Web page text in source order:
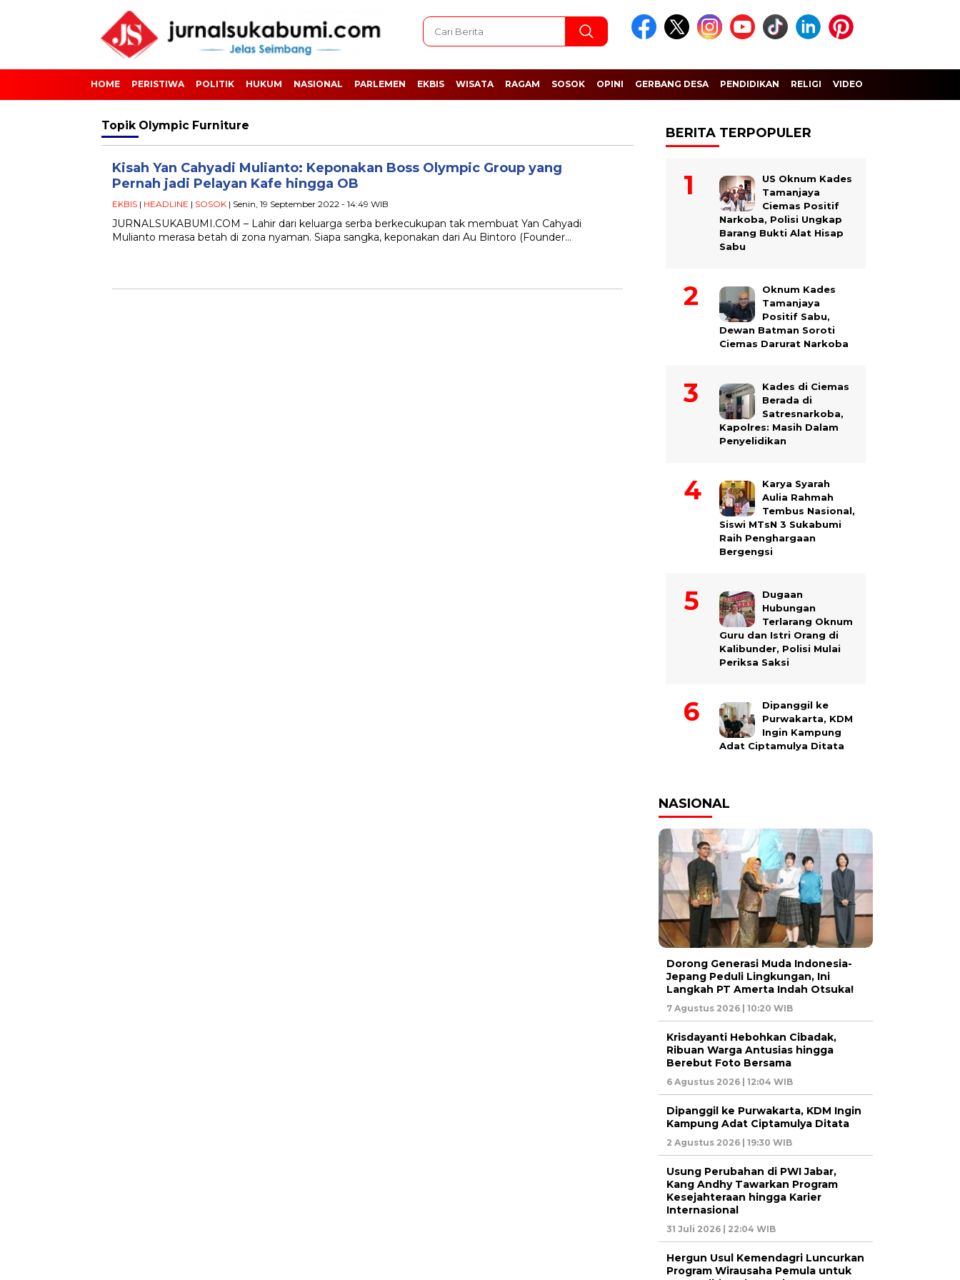
HOME PERISTIWA POLITIK HUKUM NASIONAL PARLEMEN EKBIS WISATA RAGAM SOSOK OPINI GERBANG DESA PENDIDIKAN RELIGI VIDEO
Topik Olympic Furniture
Kisah Yan Cahyadi Mulianto: Keponakan Boss Olympic Group yang
Pernah jadi Pelayan Kafe hingga OB
EKBIS | HEADLINE | SOSOK | Senin, 19 September 2022 - 14:49 WIB
JURNALSUKABUMI.COM – Lahir dari keluarga serba berkecukupan tak membuat Yan Cahyadi
Mulianto merasa betah di zona nyaman. Siapa sangka, keponakan dari Au Bintoro (Founder…
BERITA TERPOPULER
US Oknum Kades
Tamanjaya
Ciemas Positif
Narkoba, Polisi Ungkap
Barang Bukti Alat Hisap
Sabu
Oknum Kades
Tamanjaya
Positif Sabu,
Dewan Batman Soroti
Ciemas Darurat Narkoba
Kades di Ciemas
Berada di
Satresnarkoba,
Kapolres: Masih Dalam
Penyelidikan
Karya Syarah
Aulia Rahmah
Tembus Nasional,
Siswi MTsN 3 Sukabumi
Raih Penghargaan
Bergengsi
Dugaan
Hubungan
Terlarang Oknum
Guru dan Istri Orang di
Kalibunder, Polisi Mulai
Periksa Saksi
Dipanggil ke
Purwakarta, KDM
Ingin Kampung
Adat Ciptamulya Ditata
NASIONAL
Dorong Generasi Muda Indonesia-
Jepang Peduli Lingkungan, Ini
Langkah PT Amerta Indah Otsuka!
7 Agustus 2026 | 10:20 WIB
Krisdayanti Hebohkan Cibadak,
Ribuan Warga Antusias hingga
Berebut Foto Bersama
6 Agustus 2026 | 12:04 WIB
Dipanggil ke Purwakarta, KDM Ingin
Kampung Adat Ciptamulya Ditata
2 Agustus 2026 | 19:30 WIB
Usung Perubahan di PWI Jabar,
Kang Andhy Tawarkan Program
Kesejahteraan hingga Karier
Internasional
31 Juli 2026 | 22:04 WIB
Hergun Usul Kemendagri Luncurkan
Program Wirausaha Pemula untuk